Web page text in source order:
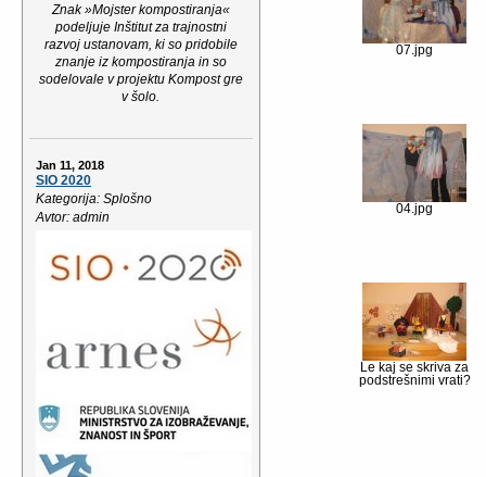
Znak »Mojster kompostiranja«
podeljuje Inštitut za trajnostni
razvoj ustanovam, ki so pridobile
znanje iz kompostiranja in so
sodelovale v projektu Kompost gre
v šolo.
Jan 11, 2018
SIO 2020
Kategorija: Splošno
Avtor: admin
07.jpg
04.jpg
Le kaj se skriva za
podstrešnimi vrati?